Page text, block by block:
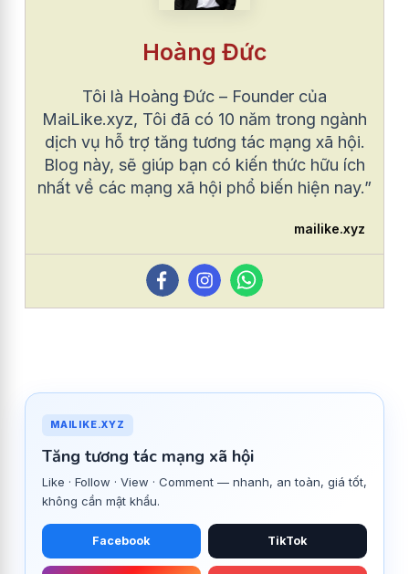
Hoàng Đức
Tôi là Hoàng Đức – Founder của
MaiLike.xyz, Tôi đã có 10 năm trong ngành
dịch vụ hỗ trợ tăng tương tác mạng xã hội.
Blog này, sẽ giúp bạn có kiến thức hữu ích
nhất về các mạng xã hội phổ biến hiện nay.”
mailike.xyz
MAILIKE.XYZ
Tăng tương tác mạng xã hội
Like · Follow · View · Comment — nhanh, an toàn, giá tốt,
không cần mật khẩu.
Facebook TikTok